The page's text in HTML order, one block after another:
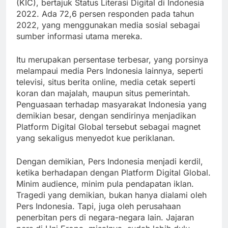
(KIC), bertajuk Status Literasi Digital di Indonesia
2022. Ada 72,6 persen responden pada tahun
2022, yang menggunakan media sosial sebagai
sumber informasi utama mereka.
Itu merupakan persentase terbesar, yang porsinya
melampaui media Pers Indonesia lainnya, seperti
televisi, situs berita online, media cetak seperti
koran dan majalah, maupun situs pemerintah.
Penguasaan terhadap masyarakat Indonesia yang
demikian besar, dengan sendirinya menjadikan
Platform Digital Global tersebut sebagai magnet
yang sekaligus menyedot kue periklanan.
Dengan demikian, Pers Indonesia menjadi kerdil,
ketika berhadapan dengan Platform Digital Global.
Minim audience, minim pula pendapatan iklan.
Tragedi yang demikian, bukan hanya dialami oleh
Pers Indonesia. Tapi, juga oleh perusahaan
penerbitan pers di negara-negara lain. Jajaran